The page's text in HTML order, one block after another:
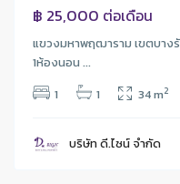
฿ 25,000 ต่อเดือน
แขวงมหาพฤฒาราม เขตบาง
1ห้องนอน ...
1
1 34 m2
บริษัท ดี.ไซน์ จํากัด